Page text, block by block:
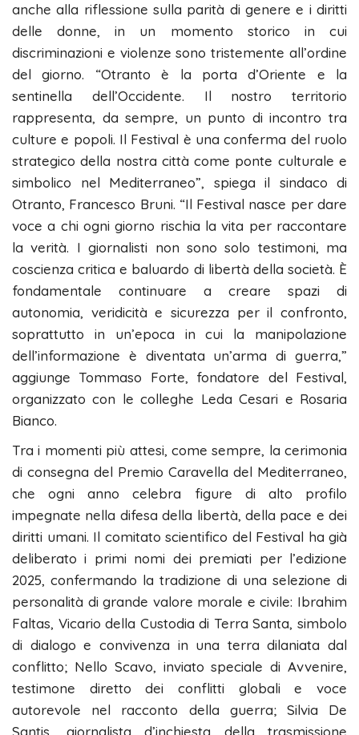
anche alla riflessione sulla parità di genere e i diritti
delle donne, in un momento storico in cui
discriminazioni e violenze sono tristemente all’ordine
del giorno. “Otranto è la porta d’Oriente e la
sentinella dell’Occidente. Il nostro territorio
rappresenta, da sempre, un punto di incontro tra
culture e popoli. Il Festival è una conferma del ruolo
strategico della nostra città come ponte culturale e
simbolico nel Mediterraneo”, spiega il sindaco di
Otranto, Francesco Bruni. “Il Festival nasce per dare
voce a chi ogni giorno rischia la vita per raccontare
la verità. I giornalisti non sono solo testimoni, ma
coscienza critica e baluardo di libertà della società. È
fondamentale continuare a creare spazi di
autonomia, veridicità e sicurezza per il confronto,
soprattutto in un’epoca in cui la manipolazione
dell’informazione è diventata un’arma di guerra,”
aggiunge Tommaso Forte, fondatore del Festival,
organizzato con le colleghe Leda Cesari e Rosaria
Bianco.
Tra i momenti più attesi, come sempre, la cerimonia
di consegna del Premio Caravella del Mediterraneo,
che ogni anno celebra figure di alto profilo
impegnate nella difesa della libertà, della pace e dei
diritti umani. Il comitato scientifico del Festival ha già
deliberato i primi nomi dei premiati per l’edizione
2025, confermando la tradizione di una selezione di
personalità di grande valore morale e civile: Ibrahim
Faltas, Vicario della Custodia di Terra Santa, simbolo
di dialogo e convivenza in una terra dilaniata dal
conflitto; Nello Scavo, inviato speciale di Avvenire,
testimone diretto dei conflitti globali e voce
autorevole nel racconto della guerra; Silvia De
Santis, giornalista d’inchiesta della trasmissione